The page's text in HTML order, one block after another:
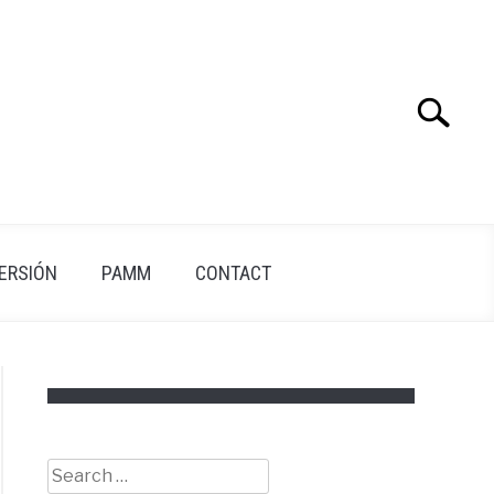
Search
PAMM CONTACT
Search